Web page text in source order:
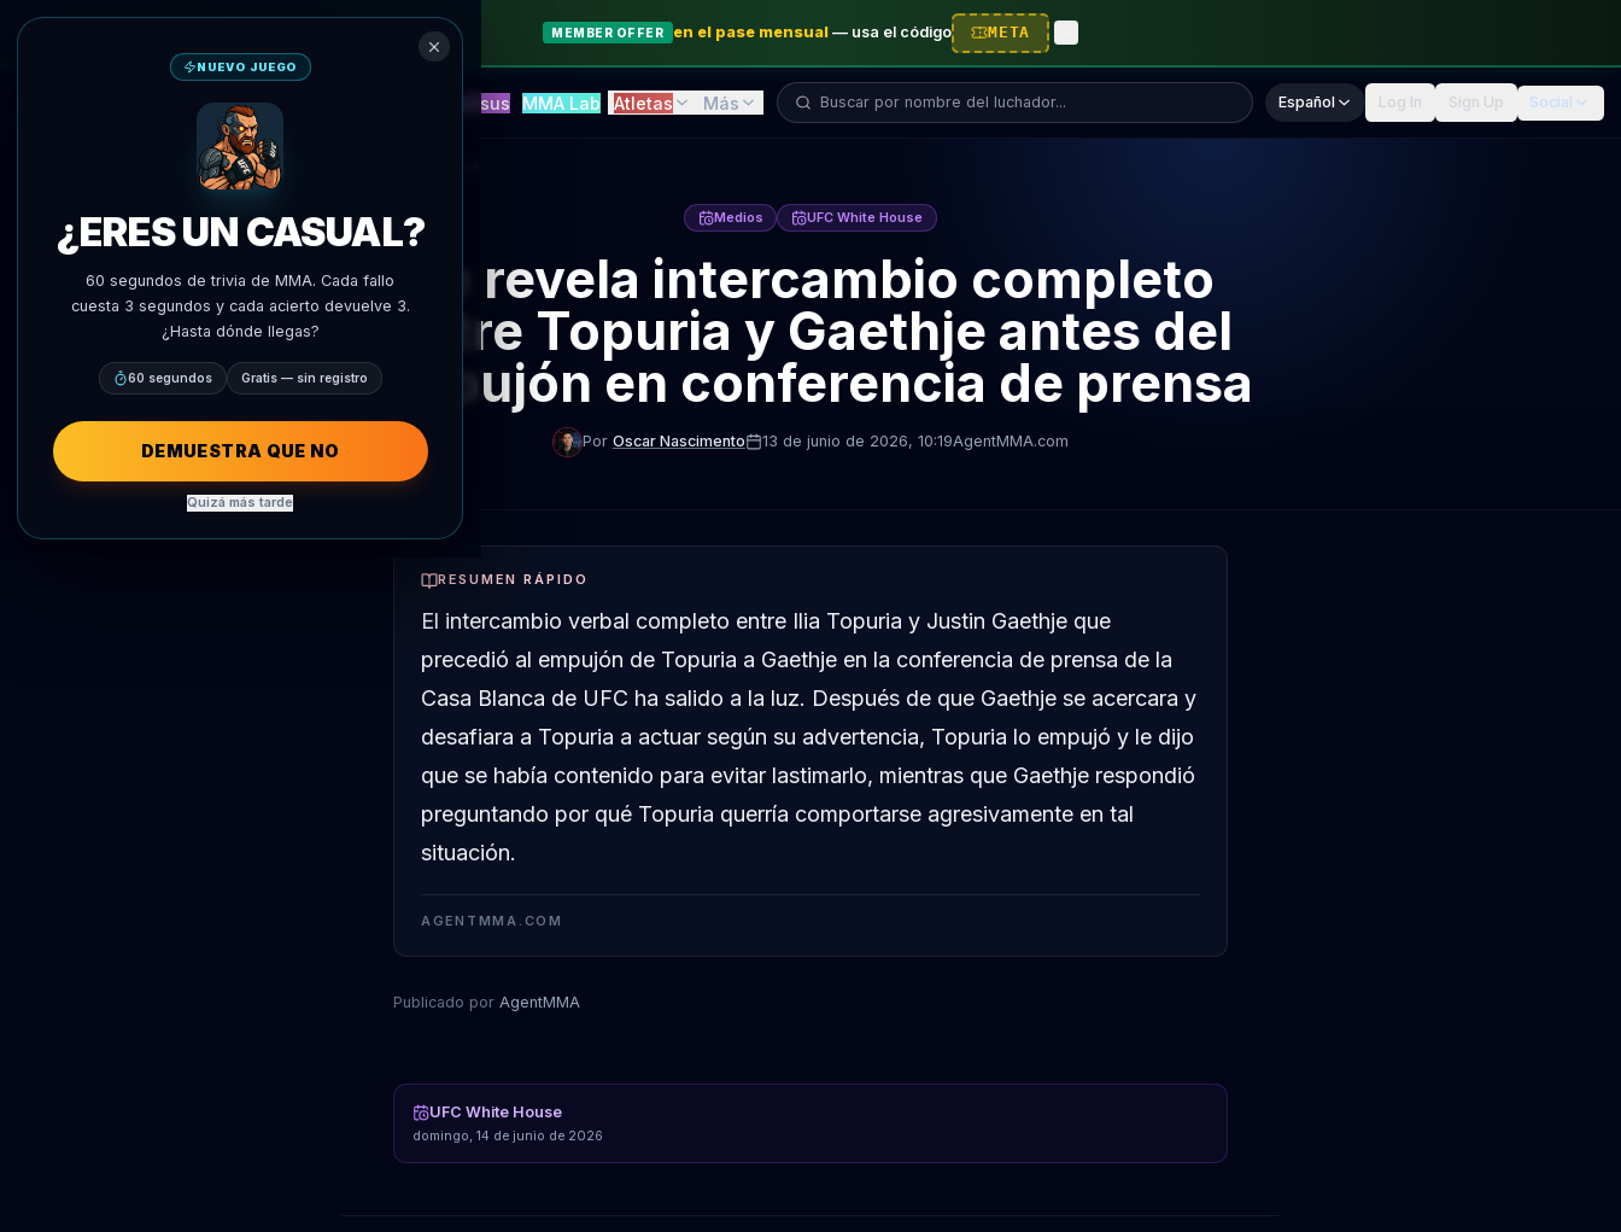
MEMBER OFFER en el pase mensual— usa el código META
Predicciones IA Blitz Versus MMA Lab Atletas Más Buscar luchador... Español Log In Sign Up Social
Medios UFC White House
Se revela intercambio completo
entre Topuria y Gaethje antes del
empujón en conferencia de prensa
Por Oscar Nascimento 13 de junio de 2026, 10:19AgentMMA.com
RESUMEN RÁPIDO
El intercambio verbal completo entre Ilia Topuria y Justin Gaethje que
precedió al empujón de Topuria a Gaethje en la conferencia de prensa de la
Casa Blanca de UFC ha salido a la luz. Después de que Gaethje se acercara y
desafiara a Topuria a actuar según su advertencia, Topuria lo empujó y le dijo
que se había contenido para evitar lastimarlo, mientras que Gaethje respondió
preguntando por qué Topuria querría comportarse agresivamente en tal
situación.
AGENTMMA.COM
Publicado por AgentMMA
UFC White House
domingo, 14 de junio de 2026
NUEVO JUEGO
¿ERES UN CASUAL?
60 segundos de trivia de MMA. Cada fallo
cuesta 3 segundos y cada acierto devuelve 3.
¿Hasta dónde llegas?
60 segundos Gratis — sin registro
DEMUESTRA QUE NO
Quizá más tarde